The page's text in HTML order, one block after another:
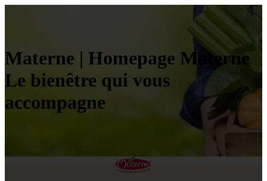
Materne | Homepage Materne
Le bienêtre qui vous
accompagne